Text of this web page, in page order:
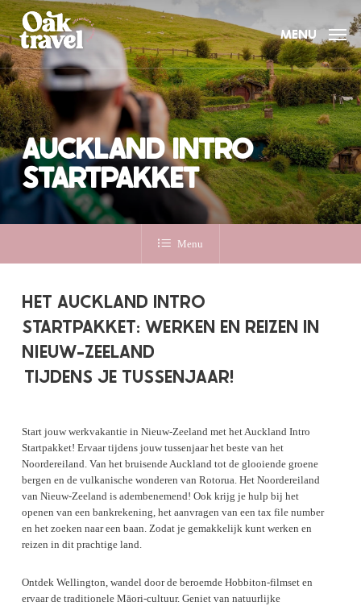
Skip
to
main
content
MENU
AUCKLAND INTRO
STARTPAKKET
Menu
HET AUCKLAND INTRO
STARTPAKKET: WERKEN EN REIZEN IN
NIEUW-ZEELAND
TIJDENS JE TUSSENJAAR!
Start jouw werkvakantie in Nieuw-Zeeland met het Auckland Intro
Startpakket! Ervaar tijdens jouw tussenjaar het beste van het
Noordereiland. Van het bruisende Auckland tot de glooiende groene
bergen en de vulkanische wonderen van Rotorua. Het Noordereiland
van Nieuw-Zeeland is adembenemend! Ook krijg je hulp bij het
openen van een bankrekening, het aanvragen van een tax file number
en het zoeken naar een baan. Zodat je gemakkelijk kunt werken en
reizen in dit prachtige land.
Ontdek Wellington, wandel door de beroemde Hobbiton-filmset en
ervaar de traditionele Māori-cultuur. Geniet van natuurlijke